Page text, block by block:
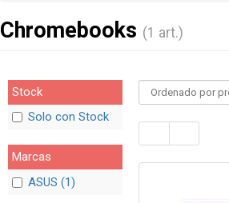
Chromebooks (1 art.)
Stock
Solo con Stock
Marcas
ASUS (1)